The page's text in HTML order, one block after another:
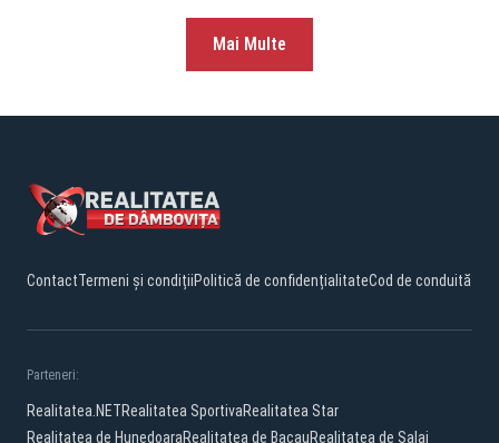
Mai Multe
ContactTermeni și condițiiPolitică de confidențialitateCod de conduită
Parteneri:
Realitatea.NETRealitatea SportivaRealitatea Star
Realitatea de HunedoaraRealitatea de BacauRealitatea de Salaj